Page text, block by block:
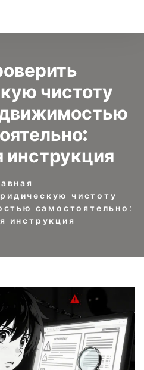
чистоту
инструкция
чистоту
самостоятельно:
инструкция